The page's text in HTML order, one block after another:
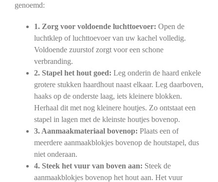
genoemd:
1. Zorg voor voldoende luchttoevoer: Open de
luchtklep of luchttoevoer van uw kachel volledig.
Voldoende zuurstof zorgt voor een schone
verbranding.
2. Stapel het hout goed: Leg onderin de haard enkele
grotere stukken haardhout naast elkaar. Leg daarboven,
haaks op de onderste laag, iets kleinere blokken.
Herhaal dit met nog kleinere houtjes. Zo ontstaat een
stapel in lagen met de kleinste houtjes bovenop.
3. Aanmaakmateriaal bovenop: Plaats een of
meerdere aanmaakblokjes bovenop de houtstapel, dus
niet onderaan.
4. Steek het vuur van boven aan: Steek de
aanmaakblokjes bovenop het hout aan. Het vuur